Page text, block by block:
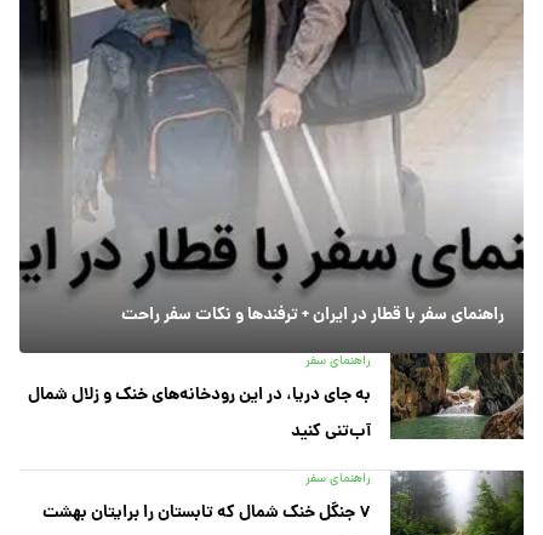
راهنمای سفر با قطار در ایران + ترفندها و نکات سفر راحت
راهنمای سفر
به جای دریا، در این رودخانه‌های خنک و زلال شمال
آب‌تنی کنید
راهنمای سفر
۷ جنگل خنک شمال که تابستان را برایتان بهشت